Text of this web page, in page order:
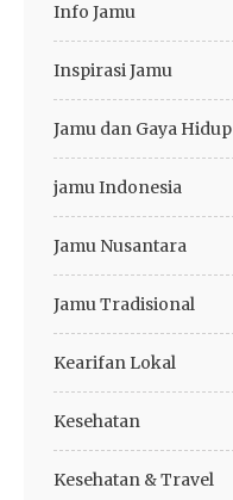
Info Jamu
Inspirasi Jamu
Jamu dan Gaya Hidup
jamu Indonesia
Jamu Nusantara
Jamu Tradisional
Kearifan Lokal
Kesehatan
Kesehatan & Travel